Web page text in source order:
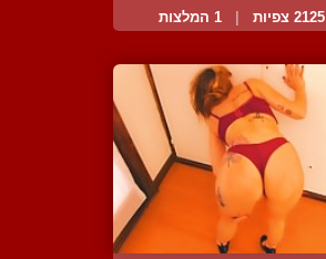
2125 צפיות 1 המלצות